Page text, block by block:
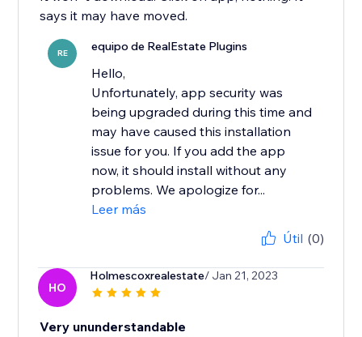
says it may have moved.
RE equipo de RealEstate Plugins
Hello,
Unfortunately, app security was
being upgraded during this time and
may have caused this installation
issue for you. If you add the app
now, it should install without any
problems. We apologize for...
Leer más
Útil (0)
HO
Holmescoxrealestate/ Jan 21, 2023
Very ununderstandable